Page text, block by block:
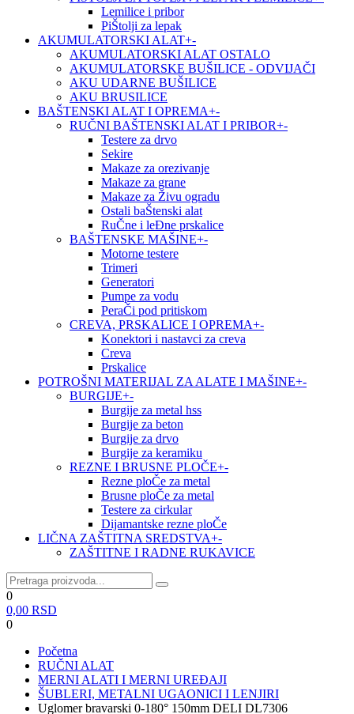
Lemilice i pribor
PiŠtolji za lepak
AKUMULATORSKI ALAT+-
AKUMULATORSKI ALAT OSTALO
AKUMULATORSKE BUŠILICE - ODVIJAČI
AKU UDARNE BUŠILICE
AKU BRUSILICE
BAŠTENSKI ALAT I OPREMA+-
RUČNI BAŠTENSKI ALAT I PRIBOR+-
Testere za drvo
Sekire
Makaze za orezivanje
Makaze za grane
Makaze za Živu ogradu
Ostali baŠtenski alat
RuČne i leĐne prskalice
BAŠTENSKE MAŠINE+-
Motorne testere
Trimeri
Generatori
Pumpe za vodu
PeraČi pod pritiskom
CREVA, PRSKALICE I OPREMA+-
Konektori i nastavci za creva
Creva
Prskalice
POTROŠNI MATERIJAL ZA ALATE I MAŠINE+-
BURGIJE+-
Burgije za metal hss
Burgije za beton
Burgije za drvo
Burgije za keramiku
REZNE I BRUSNE PLOČE+-
Rezne ploČe za metal
Brusne ploČe za metal
Testere za cirkular
Dijamantske rezne ploČe
LIČNA ZAŠTITNA SREDSTVA+-
ZAŠTITNE I RADNE RUKAVICE
0
0,00 RSD
0
Početna
RUČNI ALAT
MERNI ALATI I MERNI UREĐAJI
ŠUBLERI, METALNI UGAONICI I LENJIRI
Uglomer bravarski 0-180° 150mm DELI DL7306